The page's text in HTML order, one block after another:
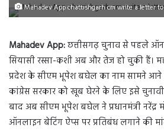
Mahadev App chattishgarh cm write a letter
Mahadev App:छत्तीसगढ़ चुनाव से पहले
सियासी रस्सा-कशी अब और तेज हो चुकी हैं।
प्रदेश के सीएम भूपेश बघेल का नाम सामने आने
कांग्रेस सरकार को खूब घेरने के लिए इसे चुनावी
बाद अब सीएम भूपेश बघेल ने प्रधानमंत्री नरेंद्र
ऑनलाइन बेटिंग ऐप्स पर प्रतिबंध लगाने की